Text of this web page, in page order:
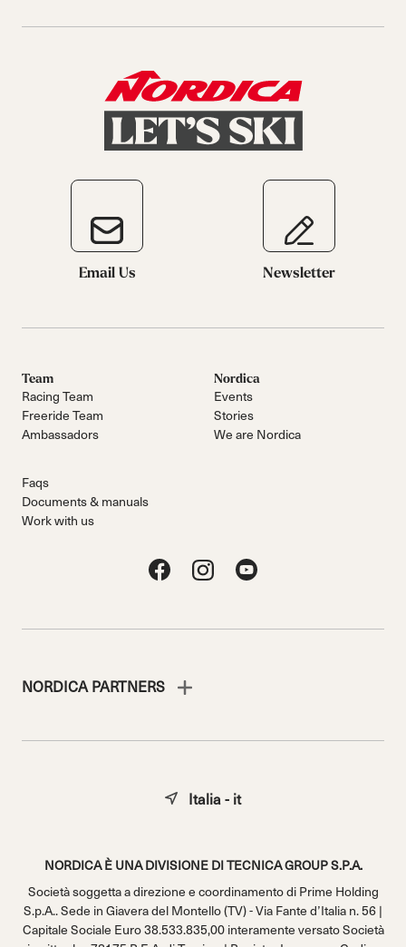
Email Us Newsletter
Team
Racing Team
Freeride Team
Ambassadors
Nordica
Events
Stories
We are Nordica
Faqs
Documents & manuals
Work with us
NORDICA PARTNERS
NORDICA È UNA DIVISIONE DI TECNICA GROUP S.P.A.
Società soggetta a direzione e coordinamento di Prime Holding
S.p.A.. Sede in Giavera del Montello (TV) - Via Fante d’Italia n. 56 |
Capitale Sociale Euro 38.533.835,00 interamente versato Società
Italia - it